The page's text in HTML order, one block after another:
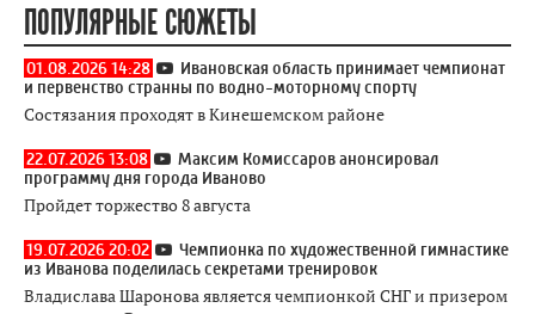
ПОПУЛЯРНЫЕ СЮЖЕТЫ
01.08.2026 14:28
Ивановская область принимает чемпионат
и первенство странны по водно-моторному спорту
Состязания проходят в Кинешемском районе
22.07.2026 13:08
Максим Комиссаров анонсировал
программу дня города Иваново
Пройдет торжество 8 августа
19.07.2026 20:02
Чемпионка по художественной гимнастике
из Иванова поделилась секретами тренировок
Владислава Шаронова является чемпионкой СНГ и призером